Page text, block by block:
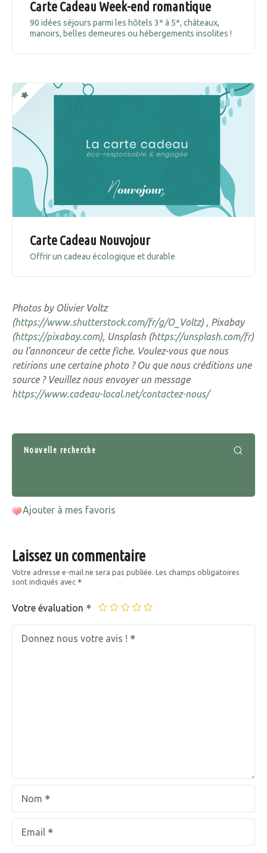
Carte Cadeau Week-end romantique
90 idées séjours parmi les hôtels 3* à 5*, châteaux,
manoirs, belles demeures ou hébergements insolites !
Carte Cadeau Nouvojour
Offrir un cadeau écologique et durable
Photos by Olivier Voltz
(https://www.shutterstock.com/fr/g/O_Voltz) , Pixabay
(https://pixabay.com), Unsplash (https://unsplash.com/fr)
ou l’annonceur de cette fiche. Voulez-vous que nous
retirions une certaine photo ? Ou que nous créditions une
source ? Veuillez nous envoyer un message
https://www.cadeau-local.net/contactez-nous/
Nouvelle recherche
Ajouter à mes favoris
Laissez un commentaire
Votre adresse e-mail ne sera pas publiée. Les champs obligatoires
sont indiqués avec
Votre évaluation
Donnez nous votre avis !
Nom
Email